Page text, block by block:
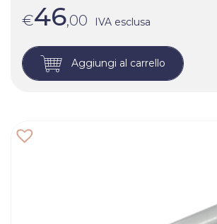
€46,00 IVA esclusa
Aggiungi al carrello